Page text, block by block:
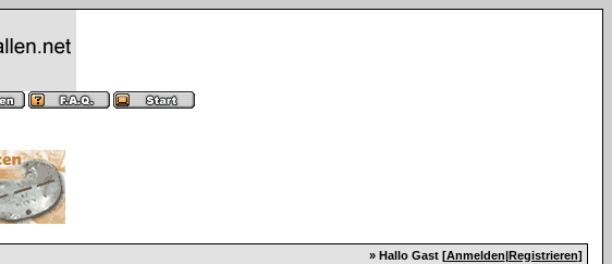
» Hallo Gast [Anmelden|Registrieren]